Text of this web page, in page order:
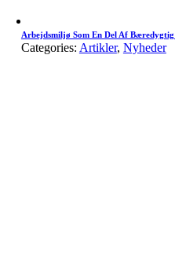
Arbejdsmiljø Som En Del Af
Categories: Artikler, Nyheder